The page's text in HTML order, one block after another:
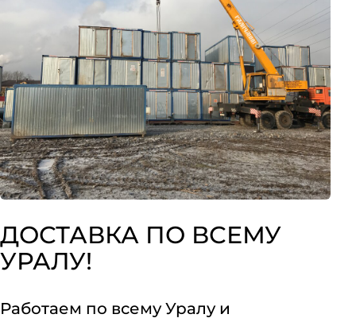
ДОСТАВКА ПО ВСЕМУ
УРАЛУ!
Работаем по всему Уралу и